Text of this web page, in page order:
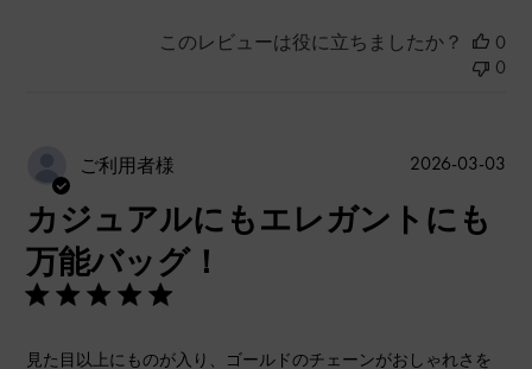
このレビューは役に立ちましたか？
0
0
ご利用者様
カジュアルにもエレガントにも
万能バッグ！
見た目以上にものが入り、ゴールドのチェーンがおしゃれさを
公
2026-03-03